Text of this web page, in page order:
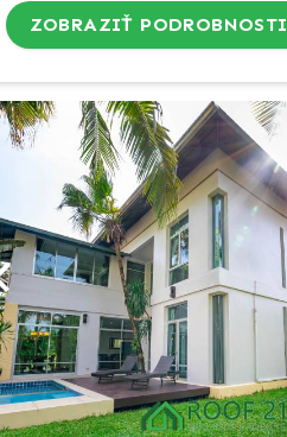
ZOBRAZIŤ PODROBNOSTI